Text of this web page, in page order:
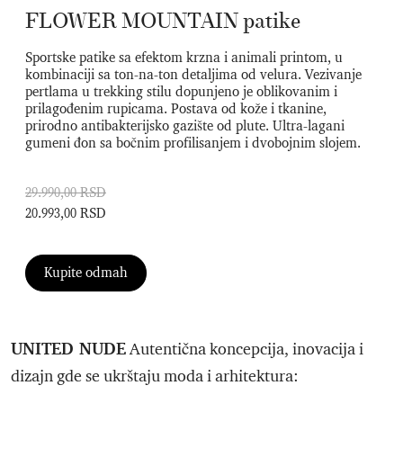
FLOWER MOUNTAIN patike
Sportske patike sa efektom krzna i animali printom, u
kombinaciji sa ton-na-ton detaljima od velura. Vezivanje
pertlama u trekking stilu dopunjeno je oblikovanim i
prilagođenim rupicama. Postava od kože i tkanine,
prirodno antibakterijsko gazište od plute. Ultra-lagani
gumeni đon sa bočnim profilisanjem i dvobojnim slojem.
29.990,00 RSD
20.993,00 RSD
Kupite odmah
UNITED NUDEAutentična koncepcija, inovacija i
dizajn gde se ukrštaju moda i arhitektura: